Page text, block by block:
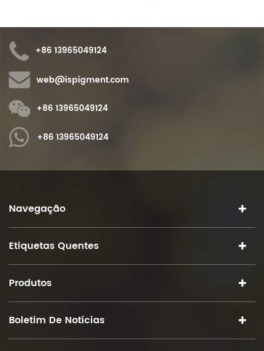
+86 13965049124
web@ispigment.com
+86 13965049124
+86 13965049124
Navegação
Etiquetas Quentes
Produtos
Boletim De Notícias